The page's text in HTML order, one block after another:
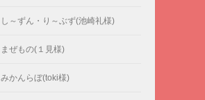
し～ずん・り～ぶず(池崎礼様)
まぜもの(１見様)
みかんらぼ(toki様)